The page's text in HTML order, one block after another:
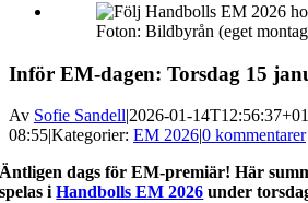
Foton: Bildbyrån (eget
Inför EM-dagen: Torsdag 15
Av Sofie Sandell|2026-01-
08:55|Kategorier: EM 2026|0 kommentarer
Äntligen dags för EM-premiär! Här
spelas iHandbolls EM 2026 under